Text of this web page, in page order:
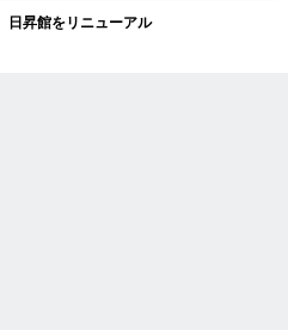
昇館をリニューアル